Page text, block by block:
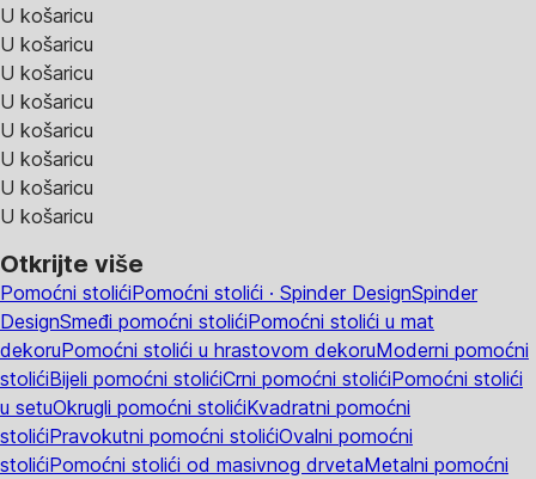
U košaricu
U košaricu
U košaricu
U košaricu
U košaricu
U košaricu
U košaricu
U košaricu
Otkrijte više
Pomoćni stolićiPomoćni stolići · Spinder DesignSpinder
DesignSmeđi pomoćni stolićiPomoćni stolići u mat
dekoruPomoćni stolići u hrastovom dekoruModerni pomoćni
stolićiBijeli pomoćni stolićiCrni pomoćni stolićiPomoćni stolići
u setuOkrugli pomoćni stolićiKvadratni pomoćni
stolićiPravokutni pomoćni stolićiOvalni pomoćni
stolićiPomoćni stolići od masivnog drvetaMetalni pomoćni